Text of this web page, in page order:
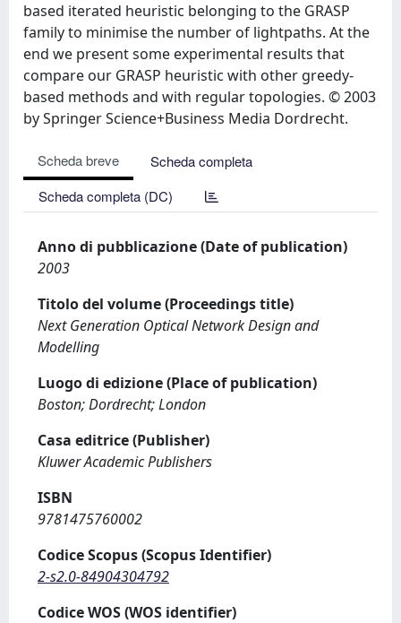
based iterated heuristic belonging to the GRASP
family to minimise the number of lightpaths. At the
end we present some experimental results that
compare our GRASP heuristic with other greedy-
based methods and with regular topologies. © 2003
by Springer Science+Business Media Dordrecht.
Scheda breve
Scheda completa
Scheda completa (DC)
Anno di pubblicazione (Date of publication)
2003
Titolo del volume (Proceedings title)
Next Generation Optical Network Design and
Modelling
Luogo di edizione (Place of publication)
Boston; Dordrecht; London
Casa editrice (Publisher)
Kluwer Academic Publishers
ISBN
9781475760002
Codice Scopus (Scopus Identifier)
2-s2.0-84904304792
Codice WOS (WOS identifier)